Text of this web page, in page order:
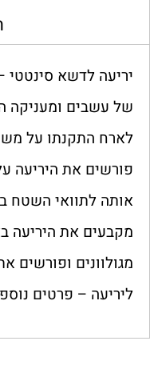
יריעה לדשא סינטטי
של עשבים ומעניקה
לארח התקנתו על
פורשים את היריעה
אותה לתוואי השטח
מקבעים את היריעה
מגולוונים
ליריעה – פרטים